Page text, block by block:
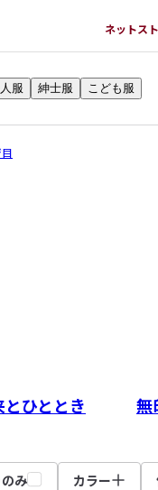
ネットス
服 紳士服 こども服
ひととき 無
み カラー